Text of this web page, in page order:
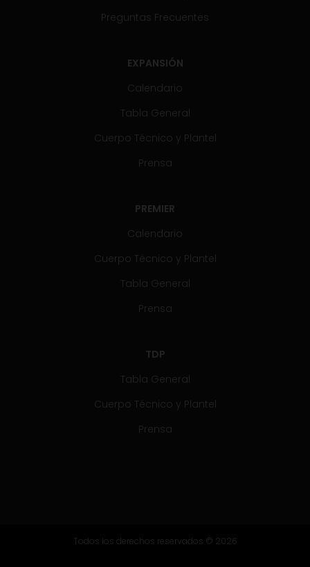
Preguntas Frecuentes
EXPANSIÓN
Calendario
Tabla General
Cuerpo Técnico y Plantel
Prensa
PREMIER
Calendario
Cuerpo Técnico y Plantel
Tabla General
Prensa
TDP
Tabla General
Cuerpo Técnico y Plantel
Prensa
Todos los derechos reservados © 2026